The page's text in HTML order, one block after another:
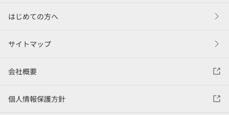
はじめての方へ
サイトマップ
会社概要
個人情報保護方針